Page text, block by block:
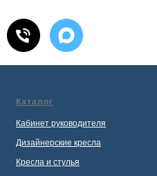
Каталог
Кабинет руководителя
Дизайнерские кресла
Кресла и стулья